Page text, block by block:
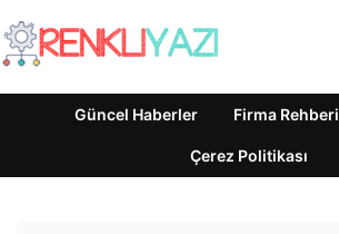
Güncel Haberler Firma Rehberi
Çerez Politikası